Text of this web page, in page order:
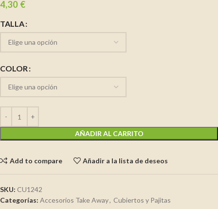
4,30 €
TALLA
COLOR
AÑADIR AL CARRITO
Add to compare Añadir a la lista de deseos
SKU: CU1242
Categorías: Accesorios Take Away, Cubiertos y Pajitas